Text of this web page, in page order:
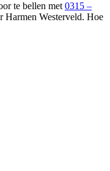
te bellen met0315 –
Harmen Westerveld. Hoe